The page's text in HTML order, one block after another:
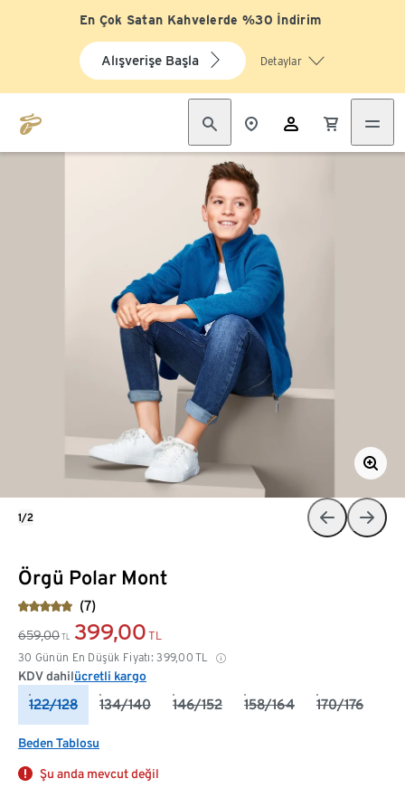
En Çok Satan Kahvelerde %30 İndirim
Alışverişe Başla Detaylar
Örgü Polar Mont
(7)
659,00 TL 399,00 TL
30 Günün En Düşük Fiyatı: 399,00 TL
KDV dahilücretli kargo
122/128 134/140 146/152 158/164 170/176
Beden Tablosu
Şu anda mevcut değil
1/2